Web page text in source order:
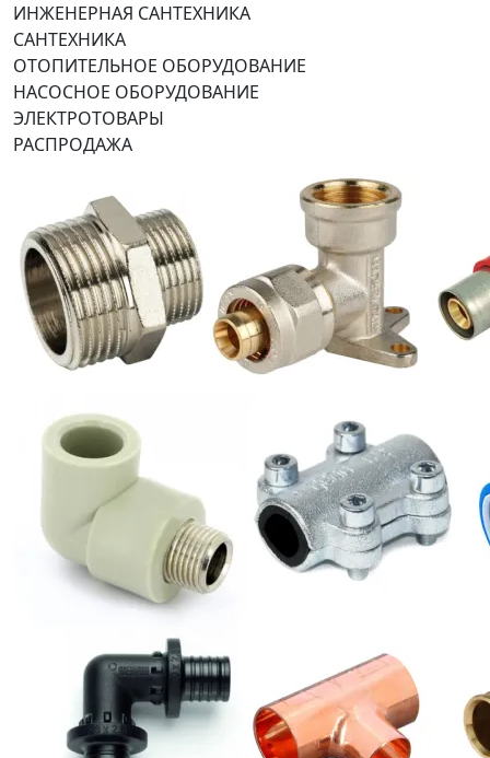
ИНЖЕНЕРНАЯ САНТЕХНИКА
САНТЕХНИКА
ОТОПИТЕЛЬНОЕ ОБОРУДОВАНИЕ
НАСОСНОЕ ОБОРУДОВАНИЕ
ЭЛЕКТРОТОВАРЫ
РАСПРОДАЖА